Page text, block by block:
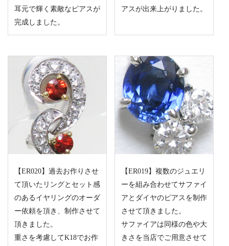
耳元で輝く素敵なピアスが
完成しました。
アスが出来上がりました。
【ER020】過去お作りさせ
て頂いたリングとセット感
のあるイヤリングのオーダ
ー依頼を頂き、制作させて
頂きました。
重さを考慮してK18でお作
【ER019】複数のジュエリ
ーを組み合わせてサファイ
アとダイヤのピアスを制作
させて頂きました。
サファイアは同様の色や大
きさを当店でご用意させて